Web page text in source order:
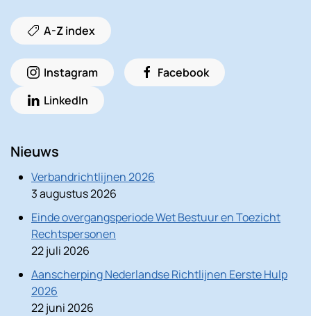
A-Z index
Instagram
Facebook
LinkedIn
Nieuws
Verbandrichtlijnen 2026
3 augustus 2026
Einde overgangsperiode Wet Bestuur en Toezicht
Rechtspersonen
22 juli 2026
Aanscherping Nederlandse Richtlijnen Eerste Hulp
2026
22 juni 2026